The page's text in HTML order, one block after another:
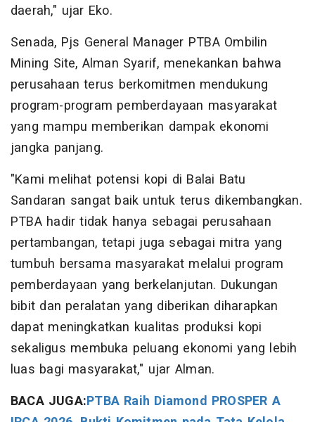
daerah," ujar Eko.
Senada, Pjs General Manager PTBA Ombilin
Mining Site, Alman Syarif, menekankan bahwa
perusahaan terus berkomitmen mendukung
program-program pemberdayaan masyarakat
yang mampu memberikan dampak ekonomi
jangka panjang.
"Kami melihat potensi kopi di Balai Batu
Sandaran sangat baik untuk terus dikembangkan.
PTBA hadir tidak hanya sebagai perusahaan
pertambangan, tetapi juga sebagai mitra yang
tumbuh bersama masyarakat melalui program
pemberdayaan yang berkelanjutan. Dukungan
bibit dan peralatan yang diberikan diharapkan
dapat meningkatkan kualitas produksi kopi
sekaligus membuka peluang ekonomi yang lebih
luas bagi masyarakat," ujar Alman.
BACA JUGA:PTBA Raih Diamond PROSPER A